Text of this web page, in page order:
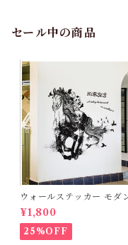
セール中の商品
ウォールステッカー モダ
ース 台紙60×90cm 壁紙
ル 賃貸OK はがせる 剥が
DIY 模様替え インテリア
料無料
¥1,800
25%OFF